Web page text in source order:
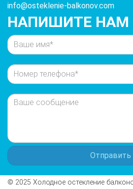
info@osteklenie-balkonov.com
НАПИШИТЕ НАМ
© 2025 Холодное остекление